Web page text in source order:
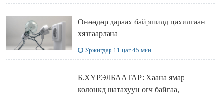
Өнөөдөр дараах байршилд цахилгаан
хязгаарлана
Уржигдар 11 цаг 45 мин
Б.ХҮРЭЛБААТАР: Хаана ямар
колонкд шатахуун өгч байгаа,